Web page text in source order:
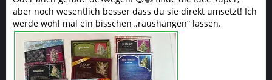
aber noch wesentlich besser dass du sie direkt umsetzt! Ich
werde wohl mal ein bisschen „raushängen“ lassen.